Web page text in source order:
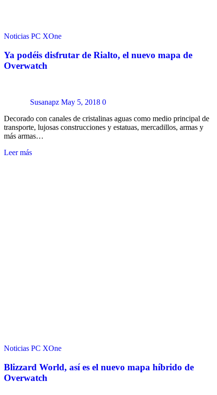
Noticias PC XOne
Ya podéis disfrutar de Rialto, el nuevo mapa de
Overwatch
Susanapz May 5, 2018 0
Decorado con canales de cristalinas aguas como medio principal de
transporte, lujosas construcciones y estatuas, mercadillos, armas y
más armas…
Leer más
Noticias PC XOne
Blizzard World, así es el nuevo mapa híbrido de
Overwatch